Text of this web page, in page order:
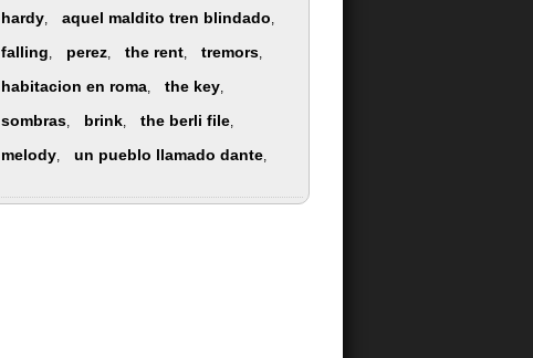
hardy, aquel maldito tren blindado,
falling, perez, the rent, tremors,
habitacion en roma, the key,
sombras, brink, the berli file,
melody, un pueblo llamado dante,